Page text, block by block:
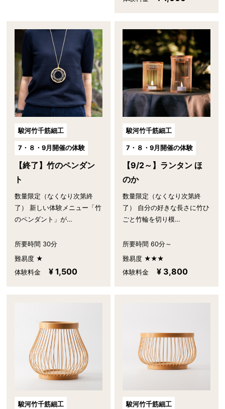
駿河竹千筋細工
7・８・9月開催の体験
【終了】竹のペンダン
ト
数量限定（なくなり次第終
了） 新しい体験メニュー「竹
のペンダント」が…
所要時間 30分
難易度 ★
体験料金
¥ 1,500
駿河竹千筋細工
7・８・9月開催の体験
【9/2～】ランタン ほ
のか
数量限定（なくなり次第終
了） 自分の好きな長さに竹ひ
ごと竹輪を切り模…
所要時間 60分～
難易度 ★★★
体験料金
¥ 3,800
駿河竹千筋細工 駿河竹千筋細工